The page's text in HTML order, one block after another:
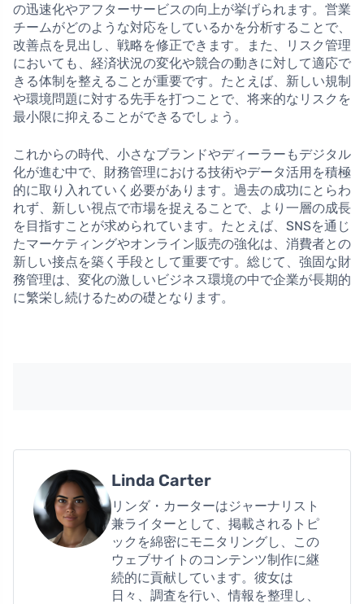
の迅速化やアフターサービスの向上が挙げられます。営業
チームがどのような対応をしているかを分析することで、
改善点を見出し、戦略を修正できます。また、リスク管理
においても、経済状況の変化や競合の動きに対して適応で
きる体制を整えることが重要です。たとえば、新しい規制
や環境問題に対する先手を打つことで、将来的なリスクを
最小限に抑えることができるでしょう。
これからの時代、小さなブランドやディーラーもデジタル
化が進む中で、財務管理における技術やデータ活用を積極
的に取り入れていく必要があります。過去の成功にとらわ
れず、新しい視点で市場を捉えることで、より一層の成長
を目指すことが求められています。たとえば、SNSを通じ
たマーケティングやオンライン販売の強化は、消費者との
新しい接点を築く手段として重要です。総じて、強固な財
務管理は、変化の激しいビジネス環境の中で企業が長期的
に繁栄し続けるための礎となります。
Linda Carter
リンダ・カーターはジャーナリスト
兼ライターとして、掲載されるトピ
ックを綿密にモニタリングし、この
ウェブサイトのコンテンツ制作に継
続的に貢献しています。彼女は
日々、調査を行い、情報を整理し、